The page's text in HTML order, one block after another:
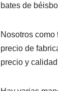
bates de
Nosotros como
precio de
precio y calidad